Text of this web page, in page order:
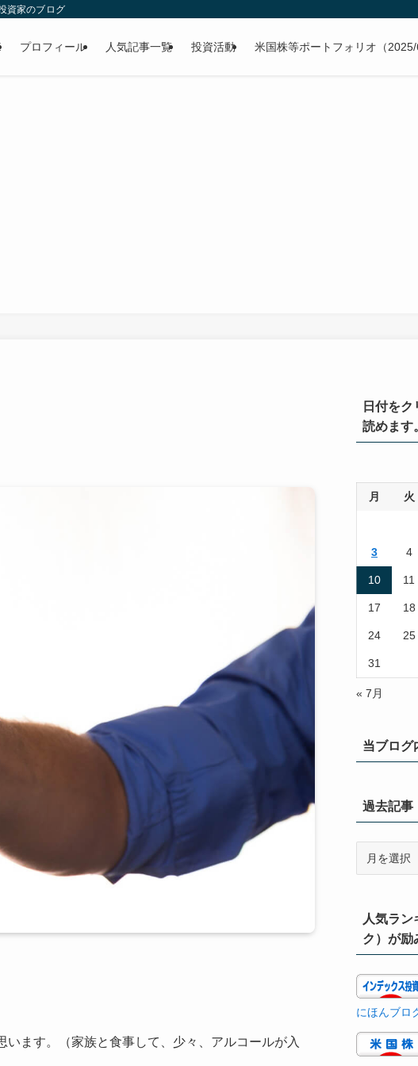
資家のブログ
プロフィール 人気記事一覧 投資活動 米国株等ポートフォリオ（
ます。（家族と食事して、少々、アルコールが入
日付を
読めます
月 火
3 4
10 11
17 18
24 25
31
« 7月
当ブログ
過去記事
（月
別）
人気ラン
ク）が励
にほんブロ